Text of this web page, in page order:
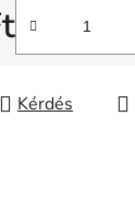
Kérdés